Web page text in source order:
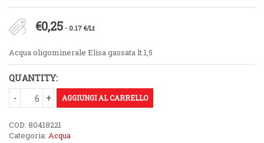
€0,25 - 0.17 €/Lt
Acqua oligominerale Elisa gassata lt.1,5
QUANTITY:
AGGIUNGI AL CARRELLO
COD: 80418221
Categoria: Acqua